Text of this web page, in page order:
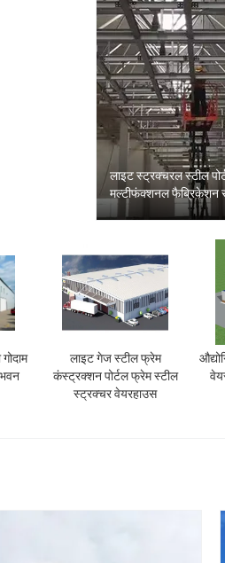
लाइट स्ट्रक्चरल स्टील
मल्टीफंक्शनल फैब्रिकेशन
भवन
लाइट गेज स्टील फ्रेम
कंस्ट्रक्शन पोर्टल फ्रेम स्टील
स्ट्रक्चर वेयरहाउस